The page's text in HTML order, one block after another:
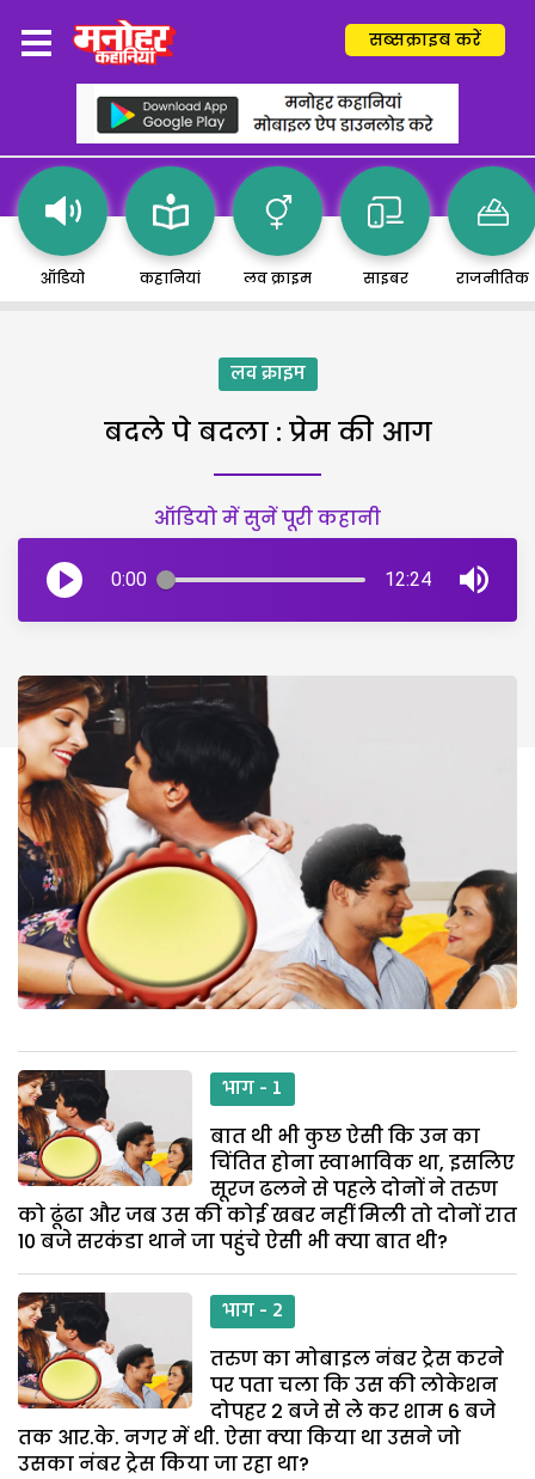
सब्सक्राइब करें
ऑडियो कहानियां लव क्राइम साइबर राजनीतिक
लव क्राइम
बदले पे बदला : प्रेम की आग
ऑडियो में सुनें पूरी कहानी
0:00 12:24
भाग - 1
बात थी भी कुछ ऐसी कि उन का
चिंतित होना स्वाभाविक था, इसलिए
सूरज ढलने से पहले दोनों ने तरुण
को ढूंढा और जब उस की कोई खबर नहीं मिली तो दोनों रात
10 बजे सरकंडा थाने जा पहुंचे ऐसी भी क्या बात थी?
भाग - 2
तरुण का मोबाइल नंबर ट्रेस करने
पर पता चला कि उस की लोकेशन
दोपहर 2 बजे से ले कर शाम 6 बजे
तक आर.के. नगर में थी. ऐसा क्या किया था उसने जो
उसका नंबर ट्रेस किया जा रहा था?